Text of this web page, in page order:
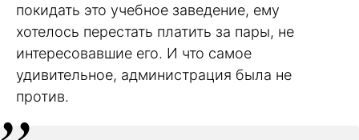
покидать это учебное заведение, ему
хотелось перестать платить за пары, не
интересовавшие его. И что самое
удивительное, администрация была не
против.